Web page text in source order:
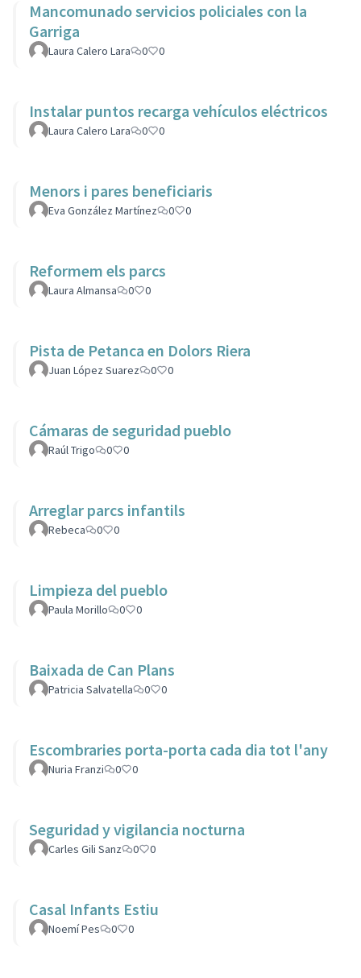
Mancomunado servicios policiales con la
Garriga
Laura Calero Lara 0 0
Instalar puntos recarga vehículos eléctricos
Laura Calero Lara 0 0
Menors i pares beneficiaris
Eva González Martínez 0 0
Reformem els parcs
Laura Almansa 0 0
Pista de Petanca en Dolors Riera
Juan López Suarez 0 0
Cámaras de seguridad pueblo
Raúl Trigo 0 0
Arreglar parcs infantils
Rebeca 0 0
Limpieza del pueblo
Paula Morillo 0 0
Baixada de Can Plans
Patricia Salvatella 0 0
Escombraries porta-porta cada dia tot l'any
Nuria Franzi 0 0
Seguridad y vigilancia nocturna
Carles Gili Sanz 0 0
Casal Infants Estiu
Noemí Pes 0 0